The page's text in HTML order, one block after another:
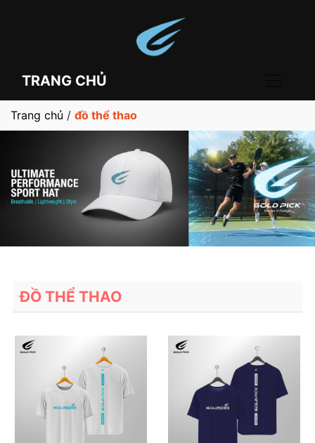
TRANG CHỦ
Trang chủ / đồ thể thao
ĐỒ THỂ THAO